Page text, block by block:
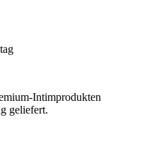
Intimprodukten
geliefert.